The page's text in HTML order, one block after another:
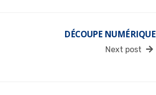
DÉCOUPE NUMÉRIQUE
Next post